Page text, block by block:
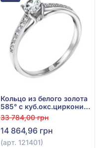
Кольцо из белого золота
585° с куб.окс.циркония,
арт. 121401
33 784,00 грн
14 864,96 грн
(арт. 121401)